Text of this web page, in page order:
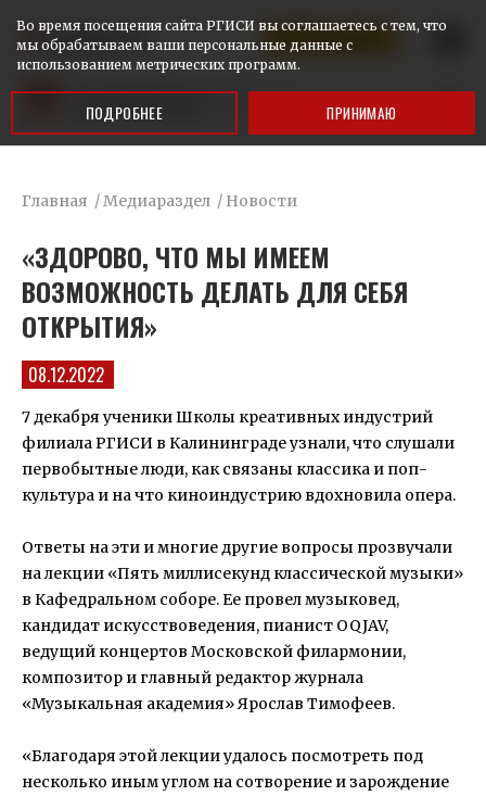
КАЛИНИНГРАД
Главная /Медиараздел / Новости
«ЗДОРОВО, ЧТО МЫ ИМЕЕМ
ВОЗМОЖНОСТЬ ДЕЛАТЬ ДЛЯ СЕБЯ
ОТКРЫТИЯ»
08.12.2022
7 декабря ученики Школы креативных индустрий
филиала РГИСИ в Калининграде узнали, что слушали
первобытные люди, как связаны классика и поп-
культура и на что киноиндустрию вдохновила опера.
Ответы на эти и многие другие вопросы прозвучали
на лекции «Пять миллисекунд классической музыки»
в Кафедральном соборе. Ее провел музыковед,
кандидат искусствоведения, пианист OQJAV,
ведущий концертов Московской филармонии,
композитор и главный редактор журнала
«Музыкальная академия» Ярослав Тимофеев.
«Благодаря этой лекции удалось посмотреть под
несколько иным углом на сотворение и зарождение
Во время посещения сайта РГИСИ вы соглашаетесь с тем, что
мы обрабатываем ваши персональные данные с
использованием метрических программ.
ПОДРОБНЕЕ ПРИНИМАЮ